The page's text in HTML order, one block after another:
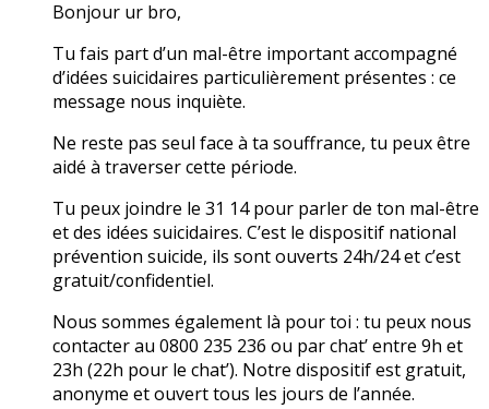
Bonjour ur bro,
Tu fais part d’un mal-être important accompagné
d’idées suicidaires particulièrement présentes : ce
message nous inquiète.
Ne reste pas seul face à ta souffrance, tu peux être
aidé à traverser cette période.
Tu peux joindre le 31 14 pour parler de ton mal-être
et des idées suicidaires. C’est le dispositif national
prévention suicide, ils sont ouverts 24h/24 et c’est
gratuit/confidentiel.
Nous sommes également là pour toi : tu peux nous
contacter au 0800 235 236 ou par chat’ entre 9h et
23h (22h pour le chat’). Notre dispositif est gratuit,
anonyme et ouvert tous les jours de l’année.